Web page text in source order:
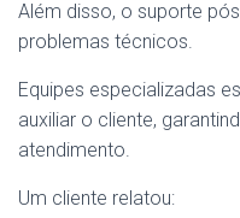
Além disso, o suporte
problemas técnicos.
Equipes especializadas
auxiliar o cliente,
atendimento.
Um cliente relatou: